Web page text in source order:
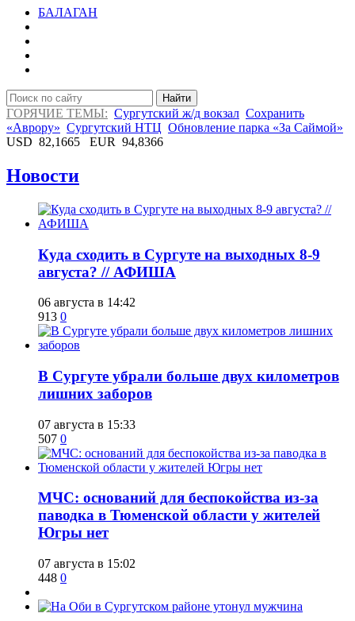
БАЛАГАН
Найти
ГОРЯЧИЕ ТЕМЫ: Сургутский ж/д вокзал Сохранить
«Аврору» Сургутский НТЦ Обновление парка «За Саймой»
USD 82,1665 EUR 94,8366
Новости
​Куда сходить в Сургуте на выходных 8-9
августа? // АФИША
06 августа в 14:42
913 0
​В Сургуте убрали больше двух километров
лишних заборов
07 августа в 15:33
507 0
​МЧС: оснований для беспокойства из-за
паводка в Тюменской области у жителей
Югры нет
07 августа в 15:02
448 0